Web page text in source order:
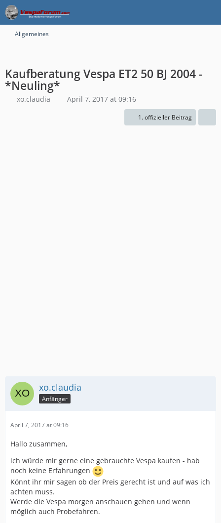
Allgemeines
Kaufberatung Vespa ET2 50 BJ 2004 -
*Neuling*
xo.claudia April 7, 2017 at 09:16
1. offizieller Beitrag
xo.claudia
Anfänger
April 7, 2017 at 09:16
Hallo zusammen,
ich würde mir gerne eine gebrauchte Vespa kaufen - hab
noch keine Erfahrungen
Könnt ihr mir sagen ob der Preis gerecht ist und auf was ich
achten muss.
Werde die Vespa morgen anschauen gehen und wenn
möglich auch Probefahren.